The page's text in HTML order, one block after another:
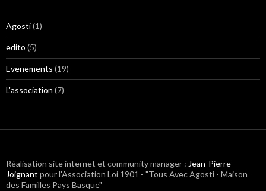
Agosti(1)
edito (5)
Evenements (19)
L'association (7)
Réalisation site internet et community manager : Jean-Pierre
Joignant pour l'Association Loi 1901 - "Tous Avec Agosti - Maison
des Familles Pays Basque"